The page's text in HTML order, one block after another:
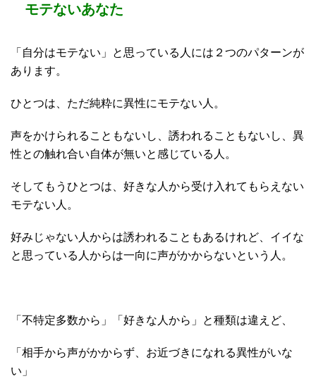
モテないあなた
「自分はモテない」と思っている人には２つのパターンが
あります。
ひとつは、ただ純粋に異性にモテない人。
声をかけられることもないし、誘われることもないし、異
性との触れ合い自体が無いと感じている人。
そしてもうひとつは、好きな人から受け入れてもらえない
モテない人。
好みじゃない人からは誘われることもあるけれど、イイな
と思っている人からは一向に声がかからないという人。
「不特定多数から」「好きな人から」と種類は違えど、
「相手から声がかからず、お近づきになれる異性がいな
い」